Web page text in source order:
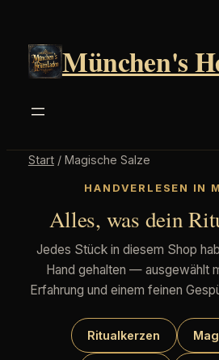
München's
Start/ Magische Salze
HANDVERLESEN IN
Alles, was dein
Jedes Stück in diesem Shop
Hand gehalten — ausgewählt
Erfahrung und einem feinen
Ritualkerzen